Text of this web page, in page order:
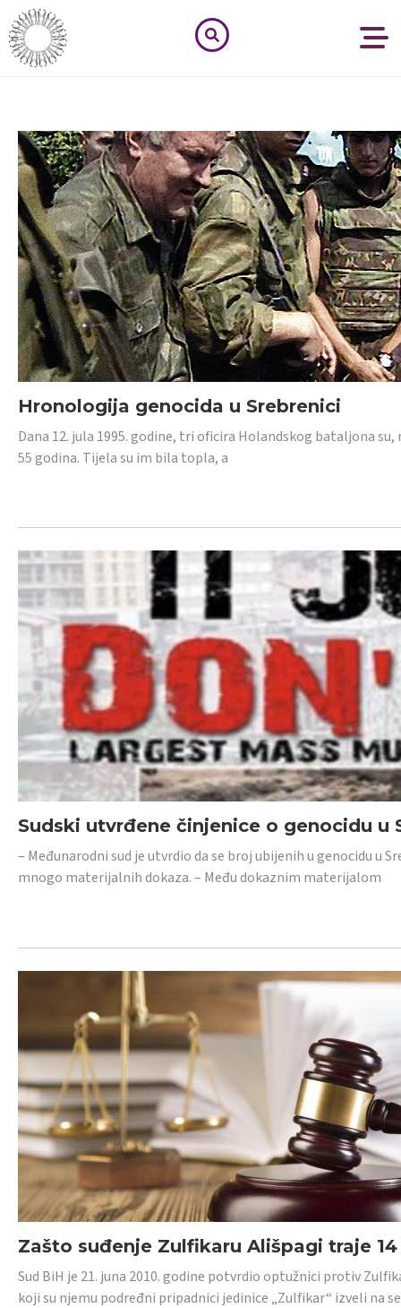
Hronologija genocida u Srebrenici
Dana 12. jula 1995. godine, tri oficira Holandskog bataljona
55 godina. Tijela su im bila topla, a
Sudski utvrđene činjenice o genocidu u
– Međunarodni sud je utvrdio da se broj ubijenih u genocidu u
mnogo materijalnih dokaza. – Među dokaznim materijalom
Zašto suđenje Zulfikaru Ališpagi traje
Sud BiH je 21. juna 2010. godine potvrdio optužnici protiv
koji su njemu podređni pripadnici jedinice „Zulfikar“ izveli na